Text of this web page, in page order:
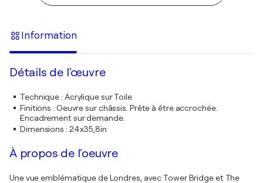
Information
Détails de l'œuvre
Technique: Acrylique sur Toile
Finitions : Oeuvre sur châssis. Prête à être accrochée.
Encadrement sur demande.
Dimensions : 24x35,8in
À propos de l'oeuvre
Une vue emblématique de Londres, avec Tower Bridge et The